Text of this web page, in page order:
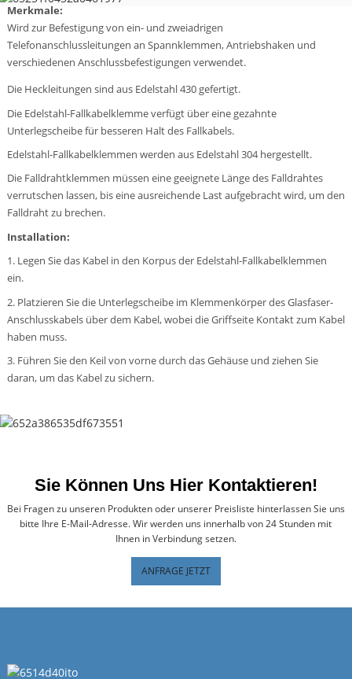
Merkmale:
Wird zur Befestigung von ein- und zweiadrigen
Telefonanschlussleitungen an Spannklemmen, Antriebshaken und
verschiedenen Anschlussbefestigungen verwendet.
Die Heckleitungen sind aus Edelstahl 430 gefertigt.
Die Edelstahl-Fallkabelklemme verfügt über eine gezahnte
Unterlegscheibe für besseren Halt des Fallkabels.
Edelstahl-Fallkabelklemmen werden aus Edelstahl 304 hergestellt.
Die Falldrahtklemmen müssen eine geeignete Länge des Falldrahtes
verrutschen lassen, bis eine ausreichende Last aufgebracht wird, um den
Falldraht zu brechen.
Installation:
1. Legen Sie das Kabel in den Korpus der Edelstahl-Fallkabelklemmen
ein.
2. Platzieren Sie die Unterlegscheibe im Klemmenkörper des Glasfaser-
Anschlusskabels über dem Kabel, wobei die Griffseite Kontakt zum Kabel
haben muss.
3. Führen Sie den Keil von vorne durch das Gehäuse und ziehen Sie
daran, um das Kabel zu sichern.
Sie Können Uns Hier Kontaktieren!
Bei Fragen zu unseren Produkten oder unserer Preisliste hinterlassen Sie uns
bitte Ihre E-Mail-Adresse. Wir werden uns innerhalb von 24 Stunden mit
Ihnen in Verbindung setzen.
ANFRAGE JETZT